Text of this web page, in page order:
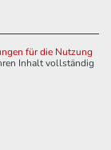
für die Nutzung
Inhalt vollständig